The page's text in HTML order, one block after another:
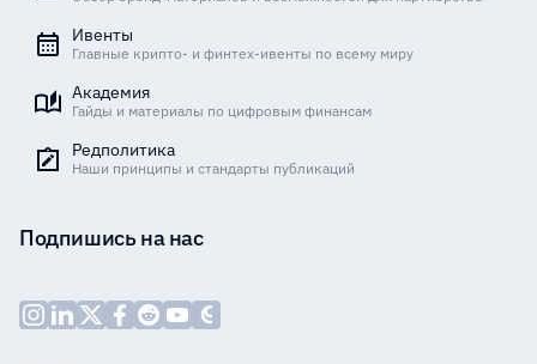
Ивенты
Главные крипто- и финтех-ивенты по всему миру
Академия
Гайды и материалы по цифровым финансам
Редполитика
Наши принципы и стандарты публикаций
Подпишись на нас